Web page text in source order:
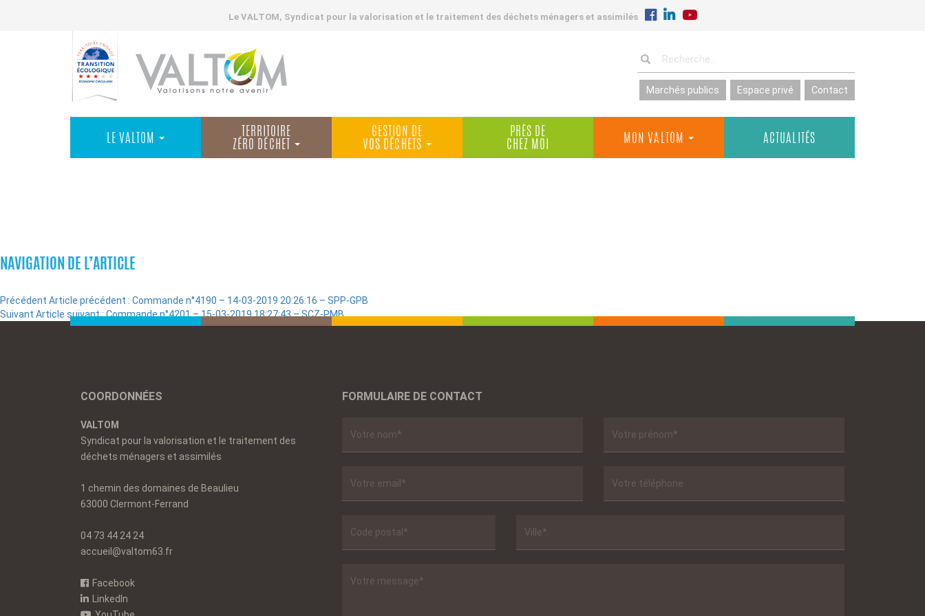
Le VALTOM, Syndicat pour la valorisation et le traitement des déchets ménagers et assimilés
Marchés publics Espace privé Contact
LE VALTOM
TERRITOIRE
ZÉRO DÉCHET
GESTION DE
VOS DÉCHETS
PRÈS DE
CHEZ MOI
MON VALTOM ACTUALITÉS
NAVIGATION DE L’ARTICLE
Précédent Article précédent : Commande n°4190 – 14-03-2019 20:26:16 – SPP-GPB
Suivant Article suivant :Commande n°4201 – 15-03-2019 18:27:43 – SCZ-PMB
COORDONNÉES
VALTOM
Syndicat pour la valorisation et le traitement des
déchets ménagers et assimilés
1 chemin des domaines de Beaulieu
63000 Clermont-Ferrand
04 73 44 24 24
accueil@valtom63.fr
Facebook
LinkedIn
FORMULAIRE DE CONTACT